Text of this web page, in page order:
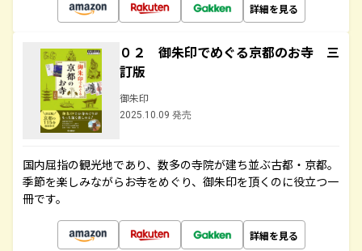
詳細を見る
０２ 御朱印でめぐる京都のお寺 三
訂版
御朱印
2025.10.09 発売
国内屈指の観光地であり、数多の寺院が建ち並ぶ古都・京都。
季節を楽しみながらお寺をめぐり、御朱印を頂くのに役立つ一
冊です。
詳細を見る